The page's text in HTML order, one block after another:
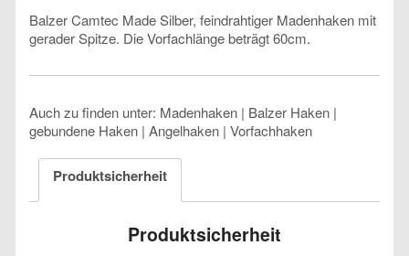
Balzer Camtec Made Silber, feindrahtiger Madenhaken mit
gerader Spitze. Die Vorfachlänge beträgt 60cm.
Auch zu finden unter: Madenhaken | Balzer Haken |
gebundene Haken | Angelhaken | Vorfachhaken
Produktsicherheit
Produktsicherheit